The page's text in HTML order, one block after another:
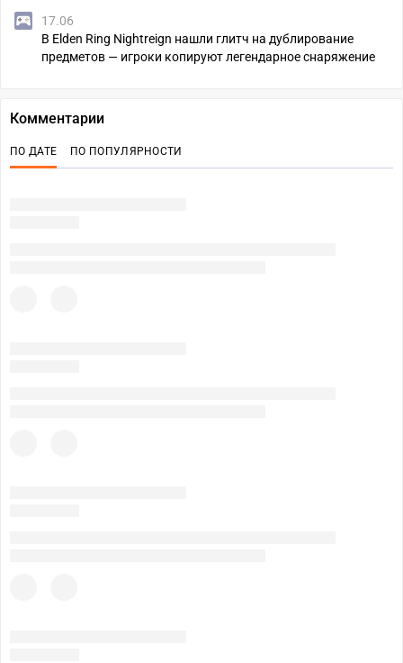
17.06
В Elden Ring Nightreign нашли глитч на дублирование
предметов — игроки копируют легендарное снаряжение
Комментарии
ПО ДАТЕ ПО ПОПУЛЯРНОСТИ